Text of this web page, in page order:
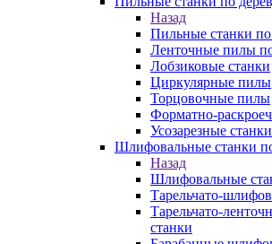
Назад
Пильные станки по
Ленточные пилы
Лобзиковые станки
Циркулярные пилы
Торцовочные пилы
Форматно-
Усозарезные станки
Шлифовальные станки
Назад
Шлифовальные
Тарельчато-
Тарельчато-
станки